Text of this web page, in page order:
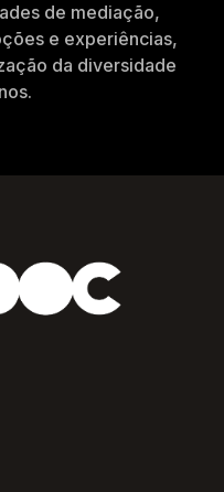
de mediação,
e experiências,
da diversidade